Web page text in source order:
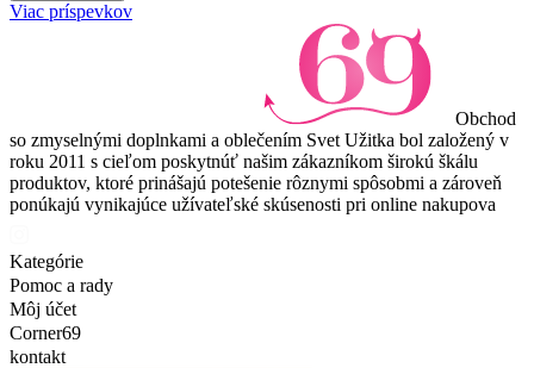
Viac príspevkov
Obchod
so zmyselnými doplnkami a oblečením Svet Užitka bol založený v
roku 2011 s cieľom poskytnúť našim zákazníkom širokú škálu
produktov, ktoré prinášajú potešenie rôznymi spôsobmi a zároveň
ponúkajú vynikajúce užívateľské skúsenosti pri online nakupova
Kategórie
Pomoc a rady
Môj účet
Corner69
kontakt